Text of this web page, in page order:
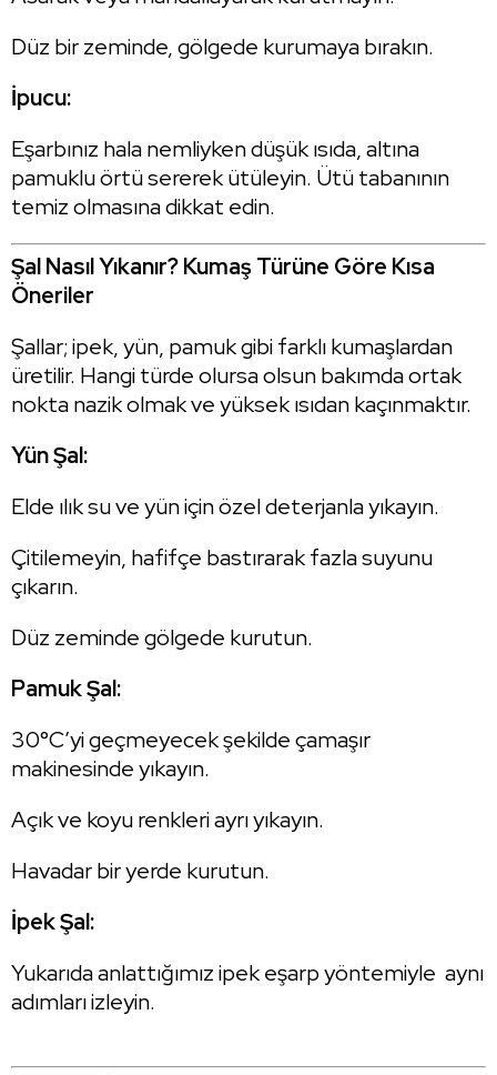
Düz bir zeminde, gölgede kurumaya bırakın.
İpucu:
Eşarbınız hala nemliyken düşük ısıda, altına
pamuklu örtü sererek ütüleyin. Ütü tabanının
temiz olmasına dikkat edin.
Şal Nasıl Yıkanır? Kumaş Türüne Göre Kısa
Öneriler
Şallar; ipek, yün, pamuk gibi farklı kumaşlardan
üretilir. Hangi türde olursa olsun bakımda ortak
nokta nazik olmak ve yüksek ısıdan kaçınmaktır.
Yün Şal:
Elde ılık su ve yün için özel deterjanla yıkayın.
Çitilemeyin, hafifçe bastırarak fazla suyunu
çıkarın.
Düz zeminde gölgede kurutun.
Pamuk Şal:
30°C’yi geçmeyecek şekilde çamaşır
makinesinde yıkayın.
Açık ve koyu renkleri ayrı yıkayın.
Havadar bir yerde kurutun.
İpek Şal:
Yukarıda anlattığımız ipek eşarp yöntemiyle aynı
adımları izleyin.